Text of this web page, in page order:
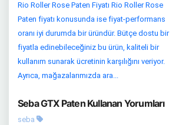
Rio Roller Rose Paten Fiyatı Rio Roller Rose
Paten fiyatı konusunda ise fiyat-performans
oranı iyi durumda bir üründür. Bütçe dostu bir
fiyatla edinebileceğiniz bu ürün, kaliteli bir
kullanım sunarak ücretinin karşılığını veriyor.
Ayrıca, mağazalarımızda ara...
Seba GTX Paten Kullanan Yorumları
seba